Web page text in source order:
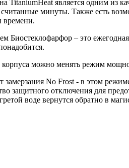
является одним из
минуты. Также есть
времени.
Биостеклофарфор – это
можно менять режим
No Frost - в этом
защитного отключения для
воде вернутся обратно в